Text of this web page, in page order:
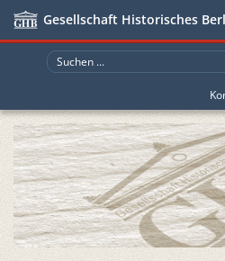
Gesellschaft Historisches